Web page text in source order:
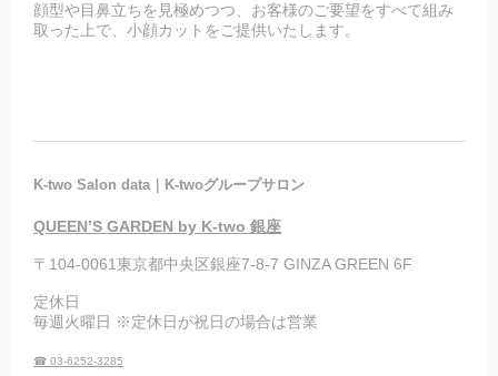
顔型や目鼻立ちを見極めつつ、お客様のご要望をすべて組み
取った上で、小顔カットをご提供いたします。
K-two Salon data｜K-twoグループサロン
QUEEN’S GARDEN by K-two 銀座
〒104-0061東京都中央区銀座7-8-7 GINZA GREEN 6F
定休日
毎週火曜日 ※定休日が祝日の場合は営業
☎ 03-6252-3285